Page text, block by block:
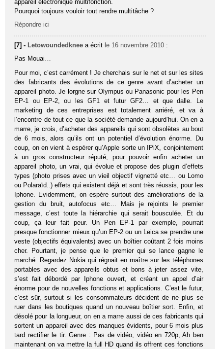
appareil électronique multifonction.
Pourquoi toujours vouloir tout rendre multitâche ?
Répondre ici
[7] - Letowoundedknee a écrit le 16 novembre 2010 :
Pas Mouai…
Pour moi, c’est carrément ! Je cherchais sur le net et sur les sites
des fabricants des évolutions de ce genre avant d’acheter un
appareil photo. Je lorgne sur Olympus ou Panasonic pour les Pen
EP-1 ou EP-2, ou les GF1 et futur GF2… et que dalle. Le
marketing de ces entreprises est totalement arriéré, et va à
l’encontre de tout ce que la société demande aujourd’hui. On en a
marre, je crois, d’acheter des appareils qui sont obsolètes au bout
de 6 mois, alors qu’ils ont un potentiel d’évolution énorme. Du
coup, on en vient à espérer qu’Apple sorte un IPiX, conjointement
à un gros constructeur réputé, pour pouvoir enfin acheter un
appareil photo, un vrai, qui évolue et propose des plugin d’effets
types (photo prises avec un vieil objectif vignetté etc… ou Lomo
ou Polaraïd..) effets qui existent déjà et sont très réussis, pour les
Iphone. Evidemment, on espère surtout des améliorations de la
gestion du bruit, autofocus etc… Mais je rejoints le premier
message, c’est toute la hiérarchie qui serait bousculée. Et du
coup, ça leur fait peur. Un Pen EP-1 par exemple, pourrait
presque fonctionner mieux qu’un EP-2 ou un Leica se prendre une
veste (objectifs équivalents) avec un boîtier coûtant 2 fois moins
cher. Pourtant, je pense que le premier qui se lance gagne le
marché. Regardez Nokia qui régnait en maître sur les téléphones
portables avec des appareils obtus et bons à jeter assez vite,
s’est fait débordé par Iphone ouvert, et créant un appel d’air
énorme pour de nouvelles fonctions et applications. C’est le futur,
c’est sûr, surtout si les consommateurs décident de ne plus se
ruer dans les boutiques quand un nouveau boîtier sort. Enfin, et
désolé pour la longueur, on en a marre aussi de ces fabricants qui
sortent un appareil avec des manques évidents, pour 6 mois plus
tard rectifier le tir. Genre : Pas de vidéo, vidéo en 720p, Ah ben
maintenant on va mettre la full HD quand ils offrent ces fonctions